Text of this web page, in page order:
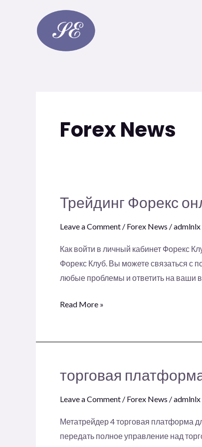
Forex News
Трейдинг Форекс
Leave a Comment / Forex News /admlnlx
Как войти в личный кабинет Форекс
Форекс Клуб. Вы можете связаться с
любые проблемы и ответить на ваши
Трейдинг
онлайн
Альпари
Евразия
Read More »
торговая
Leave a Comment / Forex News /admlnlx
Метатрейдер 4 торговая платформа
передать полное управление над
торговая
для
Форекса